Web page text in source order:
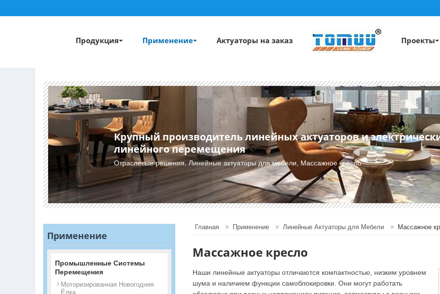
Продукция Применение Актуаторы на заказ Проекты
Крупный производитель линейных актуаторов и
линейного перемещения
Отраслевые решения, Линейные актуаторы для мебели, Массажное кресло
Главная Применение Линейные Актуаторы для Мебели Массажное
Массажное кресло
Наши линейные актуаторы отличаются компактностью, низким уровнем
шума и наличием функции самоблокировки. Они могут работать
Применение
Промышленные Системы
Перемещения
Моторизированная Новогодняя
Ёлка